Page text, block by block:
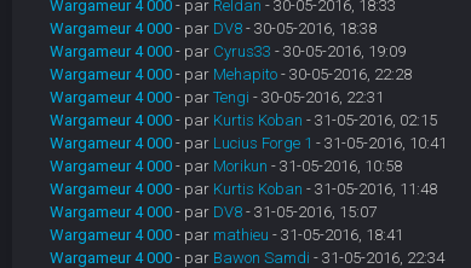
Wargameur 4 000 - par Reldan - 30-05-2016, 18:33
Wargameur 4 000 - par DV8- 30-05-2016, 18:38
Wargameur 4 000 - par Cyrus33 - 30-05-2016, 19:09
Wargameur 4 000 - par Mehapito- 30-05-2016, 22:28
Wargameur 4 000 - par Tengi - 30-05-2016, 22:31
Wargameur 4 000 - par Kurtis Koban - 31-05-2016, 02:15
Wargameur 4 000 - par Lucius Forge 1 - 31-05-2016, 10:41
Wargameur 4 000 - par Morikun - 31-05-2016, 10:58
Wargameur 4 000 - par Kurtis Koban - 31-05-2016, 11:48
Wargameur 4 000 - par DV8- 31-05-2016, 15:07
Wargameur 4 000 - par mathieu - 31-05-2016, 18:41
Wargameur 4 000 - par Bawon Samdi - 31-05-2016, 22:34